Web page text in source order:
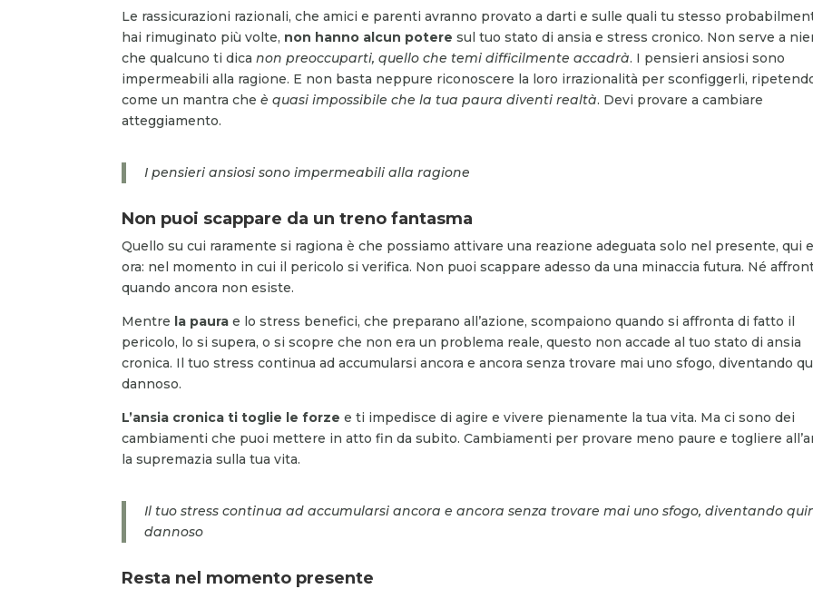
Le rassicurazioni razionali, che amici e parenti avranno provato a darti e sulle quali tu stesso
hai rimuginato più volte, non hanno alcun potere sul tuo stato di ansia e stress cronico. Non serve a
che qualcuno ti dicanon preoccuparti, quello che temi difficilmente accadrà. I pensieri ansiosi sono
impermeabili alla ragione. E non basta neppure riconoscere la loro irrazionalità per sconfiggerli,
come un mantra cheè quasi impossibile che la tua paura diventi realtà. Devi provare a cambiare
atteggiamento.
I pensieri ansiosi sono impermeabili alla ragione
Non puoi scappare da un treno fantasma
Quello su cui raramente si ragiona è che possiamo attivare una reazione adeguata solo nel presente, qui e
ora: nel momento in cui il pericolo si verifica. Non puoi scappare adesso da una minaccia futura. Né
quando ancora non esiste.
Mentre la paura e lo stress benefici, che preparano all’azione, scompaiono quando si affronta di fatto il
pericolo, lo si supera, o si scopre che non era un problema reale, questo non accade al tuo stato di ansia
cronica. Il tuo stress continua ad accumularsi ancora e ancora senza trovare mai uno sfogo, diventando
dannoso.
L’ansia cronica ti toglie le forze e ti impedisce di agire e vivere pienamente la tua vita. Ma ci sono dei
cambiamenti che puoi mettere in atto fin da subito. Cambiamenti per provare meno paure e togliere
la supremazia sulla tua vita.
Il tuo stress continua ad accumularsi ancora e ancora senza trovare mai uno sfogo, diventando
dannoso
Resta nel momento presente